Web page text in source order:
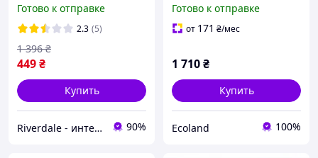
мл
Готово к отправке
2.3 (5)
449₴
1 396 ₴
Купить
Riverdale - интернет-магазин 90%
добавка для мужчин (для
приема 1 раз в день), 75
Готово к отправке
от 171 ₴/мес
1 710₴
Купить
Ecoland 100%